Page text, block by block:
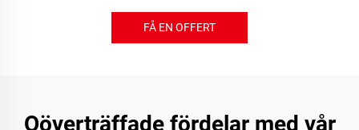
FÅ EN OFFERT
Oöverträffade fördelar med vår